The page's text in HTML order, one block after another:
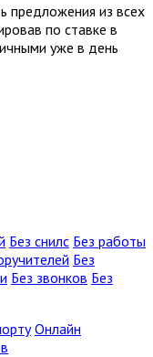
предложения из всех
по ставке в
уже в день
Без снилс Без работы
Без
Без звонков Без
Онлайн